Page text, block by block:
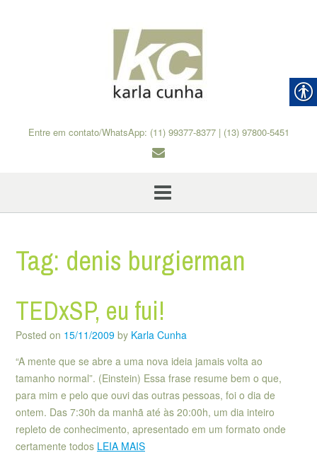
Entre em contato/WhatsApp: (11) 99377-8377 | (13) 97800-5451
Tag: denis burgierman
TEDxSP, eu fui!
Posted on 15/11/2009 by Karla Cunha
“A mente que se abre a uma nova ideia jamais volta ao
tamanho normal”. (Einstein) Essa frase resume bem o que,
para mim e pelo que ouvi das outras pessoas, foi o dia de
ontem. Das 7:30h da manhã até às 20:00h, um dia inteiro
repleto de conhecimento, apresentado em um formato onde
certamente todos LEIA MAIS